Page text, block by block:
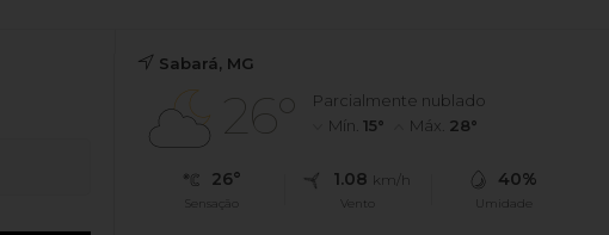
Sabará, MG
26°
Parcialmente nublado
Mín. 15° Máx. 28°
26°
Sensação
1.08 km/h
Vento
40%
Umidade